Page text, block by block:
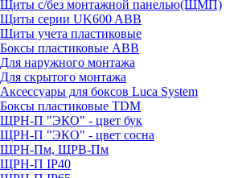
Щиты с/без монтажной панелью(ЩМП)
Щиты серии UK600 ABB
Щиты учета пластиковые
Боксы пластиковые ABB
Для наружного монтажа
Для скрытого монтажа
Аксессуары для боксов Luca System
Боксы пластиковые TDM
ЩРН-П "ЭКО" - цвет бук
ЩРН-П "ЭКО" - цвет сосна
ЩРН-Пм, ЩРВ-Пм
ЩРН-П IP40